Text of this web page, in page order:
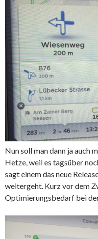
Nun soll man dann ja auch
Hetze, weil es tagsüber
sagt einem das neue
weitergeht. Kurz vor dem
Optimierungsbedarf bei